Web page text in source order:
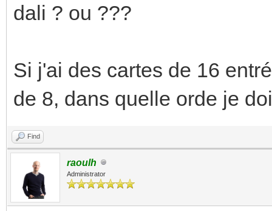
dali ? ou ???
Si j'ai des cartes de 16
de 8, dans quelle orde je
Find
raoulh
Administrator